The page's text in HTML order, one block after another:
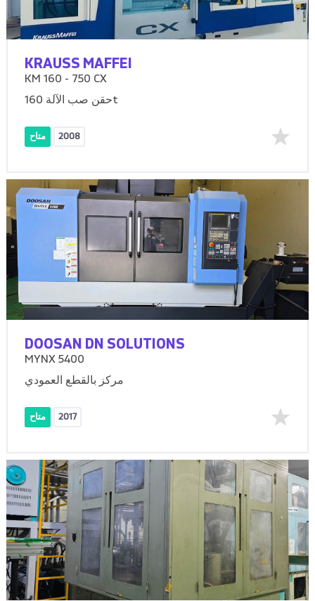
KRAUSS MAFFEI
KM 160 - 750 CX
حقن صب الآلة 160t
متاح 2008
DOOSAN DN SOLUTIONS
MYNX 5400
مركز بالقطع العمودي
متاح 2017